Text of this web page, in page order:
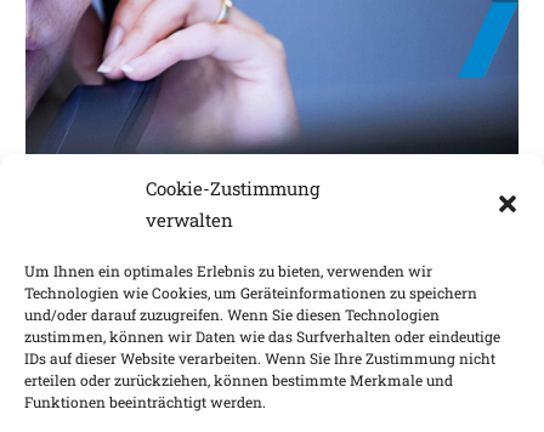
Cookie-Zustimmung
verwalten
Um Ihnen ein optimales Erlebnis zu bieten, verwenden wir
Technologien wie Cookies, um Geräteinformationen zu speichern
und/oder darauf zuzugreifen. Wenn Sie diesen Technologien
zustimmen, können wir Daten wie das Surfverhalten oder eindeutige
IDs auf dieser Website verarbeiten. Wenn Sie Ihre Zustimmung nicht
erteilen oder zurückziehen, können bestimmte Merkmale und
Funktionen beeinträchtigt werden.
KONTAKT
FRAGEN UND INFORMATIONEN
Ihre Fragen beantworten wir gern.
MEHR
Impressum Nachhaltigkeitsfaktoren
Datenschutz Barrierefreiheit